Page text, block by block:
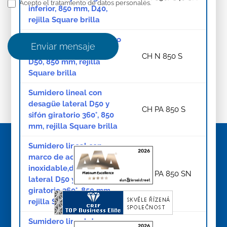
inferior, 850 mm, D40,
rejilla Square brilla
Sumidero lineal de acero
inoxidable, sifón lateral
D50, 850 mm, rejilla
Square brilla
CH N 850 S
Sumidero lineal con
desagüe lateral D50 y
sifón giratorio 360°, 850
mm, rejilla Square brilla
CH PA 850 S
Sumidero lineal con
marco de acero
inoxidable,desagüe
lateral D50 y sifón
giratorio 360°, 850 mm,
rejilla Square brilla
CH PA 850 SN
Sumidero lineal de acero
Acepto el tratamiento de datos personales.
Enviar mensaje